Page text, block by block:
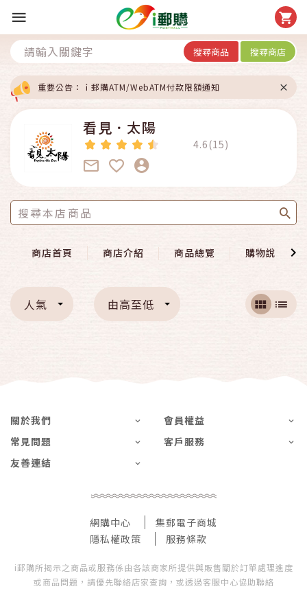
搜尋商品 搜尋商店
重要公告：ｉ郵購ATM/WebATM付款限額通知
看見．太陽
4.6(15)
商店首頁 商店介紹 商品總覽 購物說明
人氣 由高至低
關於我們
會員權益
常見問題
客戶服務
友善連結
網購中心
集郵電子商城
隱私權政策
服務條款
i郵購所揭示之商品或服務係由各該商家所提供與販售關於訂單處理進度
或商品問題，請優先聯絡店家查詢，或透過客服中心協助聯絡